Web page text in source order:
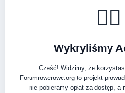
🚴‍♂️
Wykryliśmy
Cześć! Widzimy, że
Forumrowerowe.org to projekt
nie pobieramy opłat za dostęp, a